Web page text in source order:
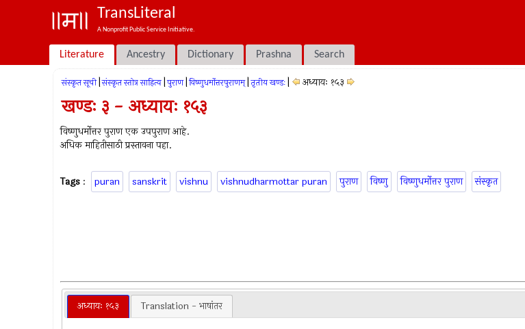
TransLiteral
A Nonprofit Public Service Initiative.
Literature Ancestry Dictionary Prashna Search
संस्कृत सूची संस्कृत स्तोत्र साहित्य पुराण विष्णुधर्मोत्तरपुराणम् तृतीय खण्डः अध्यायः १५३
खण्डः ३ - अध्यायः १५३
विष्णुधर्मोत्तर पुराण एक उपपुराण आहे.
अधिक माहितीसाठी प्रस्तावना पहा.
Tags : puran sanskrit vishnu vishnudharmottar puran पुराण विष्णु विष्णुधर्मोत्तर पुराण संस्कृत
अध्यायः १५३ Translation - भाषांतर